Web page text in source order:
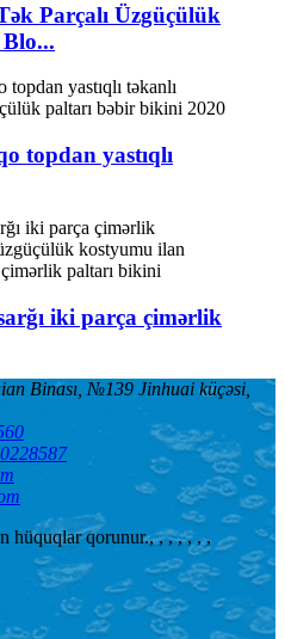
Parçalı Üzgüçülük
topdan yastıqlı
iki parça çimərlik
Binası, №139 Jinhuai küçəsi,
hüquqlar qorunur., , , , , , ,